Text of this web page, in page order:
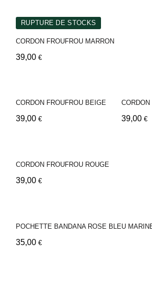
RUPTURE DE STOCKS
CORDON FROUFROU MARRON
39,00 €
CORDON FROUFROU BEIGE
39,00 € 39,00 €
CORDON FROUFROU ROUGE
39,00 €
POCHETTE BANDANA ROSE BLEU
35,00 €